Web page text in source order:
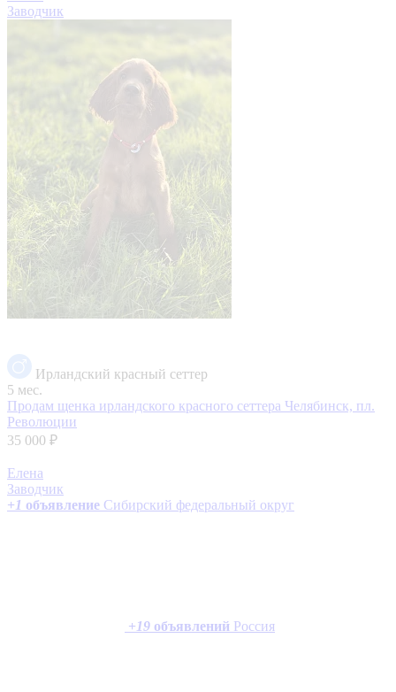
Заводчик
Ирландский красный сеттер
5 мес.
Продам щенка ирландского красного сеттера Челябинск, пл.
Революции
35 000 ₽
Елена
Заводчик
+1 объявление Сибирский федеральный округ
+19 объявлений Россия